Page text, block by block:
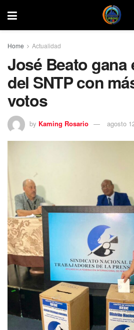
Home Actualidad
José Beato gana
del SNTP con
votos
by Kaming Rosario agosto